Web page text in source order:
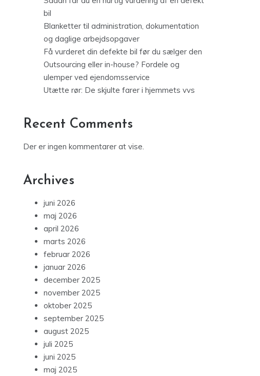
bil
Blanketter til administration, dokumentation
og daglige arbejdsopgaver
Få vurderet din defekte bil før du sælger den
Outsourcing eller in-house? Fordele og
ulemper ved ejendomsservice
Utætte rør: De skjulte farer i hjemmets vvs
Recent Comments
Der er ingen kommentarer at vise.
Archives
juni 2026
maj 2026
april 2026
marts 2026
februar 2026
januar 2026
december 2025
november 2025
oktober 2025
september 2025
august 2025
juli 2025
juni 2025
maj 2025